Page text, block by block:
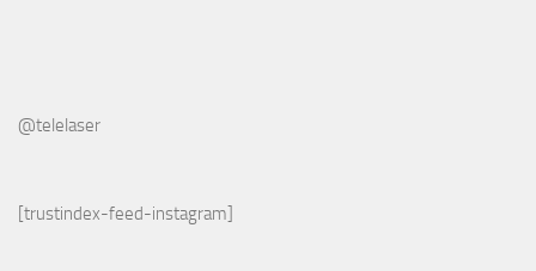
@telelaser
[trustindex-feed-instagram]